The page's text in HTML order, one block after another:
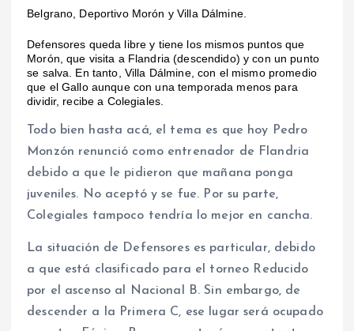
Belgrano, Deportivo Morón y Villa Dálmine.
Defensores queda libre y tiene los mismos puntos que
Morón, que visita a Flandria (descendido) y con un punto
se salva. En tanto, Villa Dálmine, con el mismo promedio
que el Gallo aunque con una temporada menos para
dividir, recibe a Colegiales.
Todo bien hasta acá, el tema es que hoy Pedro
Monzón renunció como entrenador de Flandria
debido a que le pidieron que mañana ponga
juveniles. No aceptó y se fue. Por su parte,
Colegiales tampoco tendría lo mejor en cancha.
La situación de Defensores es particular, debido
a que está clasificado para el torneo Reducido
por el ascenso al Nacional B. Sin embargo, de
descender a la Primera C, ese lugar será ocupado